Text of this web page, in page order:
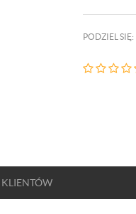
PODZIEL SIĘ:
KLIENTÓW